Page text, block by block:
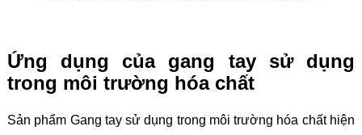
Ứng dụng của gang tay sử dụng
trong môi trường hóa chất
Sản phẩm Gang tay sử dụng trong môi trường hóa chất hiện